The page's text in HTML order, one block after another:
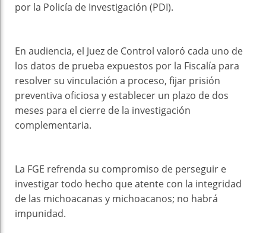
por la Policía de Investigación (PDI).
En audiencia, el Juez de Control valoró cada uno de
los datos de prueba expuestos por la Fiscalía para
resolver su vinculación a proceso, fijar prisión
preventiva oficiosa y establecer un plazo de dos
meses para el cierre de la investigación
complementaria.
La FGE refrenda su compromiso de perseguir e
investigar todo hecho que atente con la integridad
de las michoacanas y michoacanos; no habrá
impunidad.